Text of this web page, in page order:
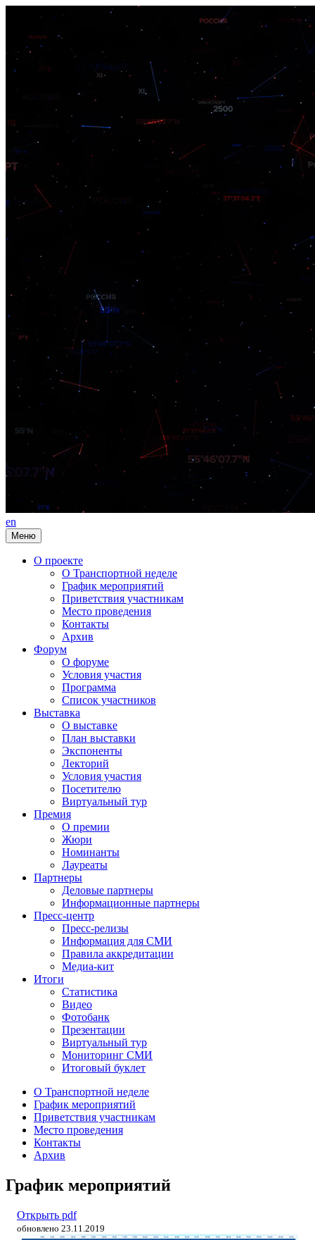
en
Меню
О проекте
О Транспортной неделе
График мероприятий
Приветствия участникам
Место проведения
Контакты
Архив
Форум
О форуме
Условия участия
Программа
Список участников
Выставка
О выставке
План выставки
Экспоненты
Лекторий
Условия участия
Посетителю
Виртуальный тур
Премия
О премии
Жюри
Номинанты
Лауреаты
Партнеры
Деловые партнеры
Информационные партнеры
Пресс-центр
Пресс-релизы
Информация для СМИ
Правила аккредитации
Медиа-кит
Итоги
Статистика
Видео
Фотобанк
Презентации
Виртуальный тур
Мониторинг СМИ
Итоговый буклет
О Транспортной неделе
График мероприятий
Приветствия участникам
Место проведения
Контакты
Архив
График мероприятий
Открыть pdf
обновлено 23.11.2019